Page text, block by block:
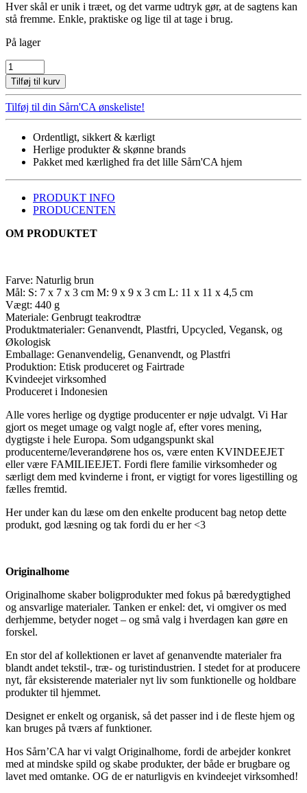
Hver skål er unik i træet, og det varme udtryk gør, at de sagtens kan
stå fremme. Enkle, praktiske og lige til at tage i brug.
På lager
NIBBLE
SKÅLE
-
TEAK
antal
Tilføj til kurv
Tilføj til din Sårn'CA ønskeliste!
Ordentligt, sikkert & kærligt
Herlige produkter & skønne brands
Pakket med kærlighed fra det lille Sårn'CA hjem
PRODUKT INFO
PRODUCENTEN
OM PRODUKTET
Farve: Naturlig brun
Mål: S: 7 x 7 x 3 cm M: 9 x 9 x 3 cm L: 11 x 11 x 4,5 cm
Vægt: 440 g
Materiale: Genbrugt teakrodtræ
Produktmaterialer: Genanvendt, Plastfri, Upcycled, Vegansk, og
Økologisk
Emballage: Genanvendelig, Genanvendt, og Plastfri
Produktion: Etisk produceret og Fairtrade
Kvindeejet virksomhed
Produceret i Indonesien
Alle vores herlige og dygtige producenter er nøje udvalgt. Vi Har
gjort os meget umage og valgt nogle af, efter vores mening,
dygtigste i hele Europa. Som udgangspunkt skal
producenterne/leverandørene hos os, være enten KVINDEEJET
eller være FAMILIEEJET. Fordi flere familie virksomheder og
særligt dem med kvinderne i front, er vigtigt for vores ligestilling og
fælles fremtid.
Her under kan du læse om den enkelte producent bag netop dette
produkt, god læsning og tak fordi du er her <3
Originalhome
Originalhome skaber boligprodukter med fokus på bæredygtighed
og ansvarlige materialer. Tanken er enkel: det, vi omgiver os med
derhjemme, betyder noget – og små valg i hverdagen kan gøre en
forskel.
En stor del af kollektionen er lavet af genanvendte materialer fra
blandt andet tekstil-, træ- og turistindustrien. I stedet for at producere
nyt, får eksisterende materialer nyt liv som funktionelle og holdbare
produkter til hjemmet.
Designet er enkelt og organisk, så det passer ind i de fleste hjem og
kan bruges på tværs af funktioner.
Hos Sårn’CA har vi valgt Originalhome, fordi de arbejder konkret
med at mindske spild og skabe produkter, der både er brugbare og
lavet med omtanke. OG de er naturligvis en kvindeejet virksomhed!